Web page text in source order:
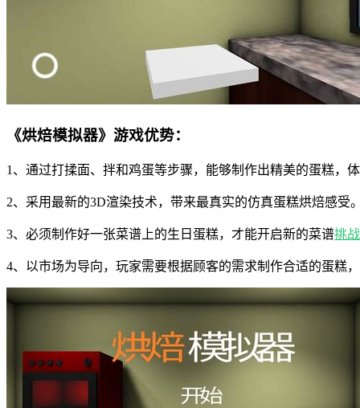
《烘焙模拟器》游戏优势：
1、通过打揉面、拌和鸡蛋等步骤，能够制作出精美的蛋糕，
2、采用最新的3D渲染技术，带来最真实的仿真蛋糕烘焙感受
3、必须制作好一张菜谱上的生日蛋糕，才能开启新的菜谱挑战
4、以市场为导向，玩家需要根据顾客的需求制作合适的蛋糕